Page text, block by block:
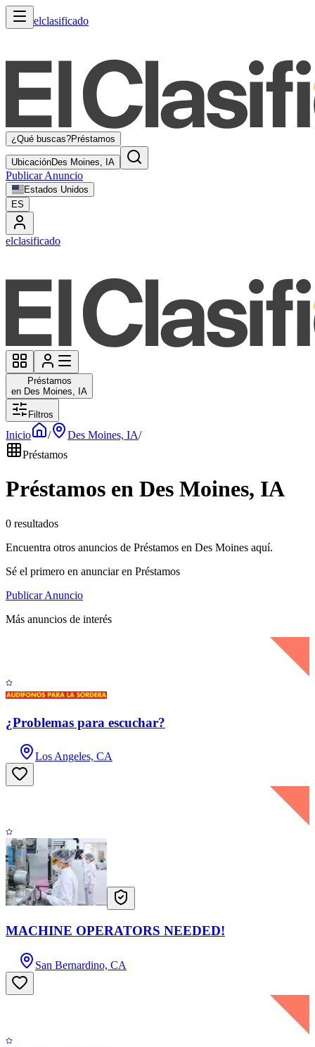
elclasificado
¿Qué buscas?Préstamos
UbicaciónDes Moines, IA
Publicar Anuncio
Estados Unidos
ES
elclasificado
Préstamos
en Des Moines, IA
Filtros
Inicio / Des Moines, IA/
Préstamos
Préstamos en Des Moines, IA
0 resultados
Encuentra otros anuncios de Préstamos en Des Moines aquí.
Sé el primero en anunciar en Préstamos
Publicar Anuncio
Más anuncios de interés
¿Problemas para escuchar?
Los Angeles, CA
MACHINE OPERATORS NEEDED!
San Bernardino, CA